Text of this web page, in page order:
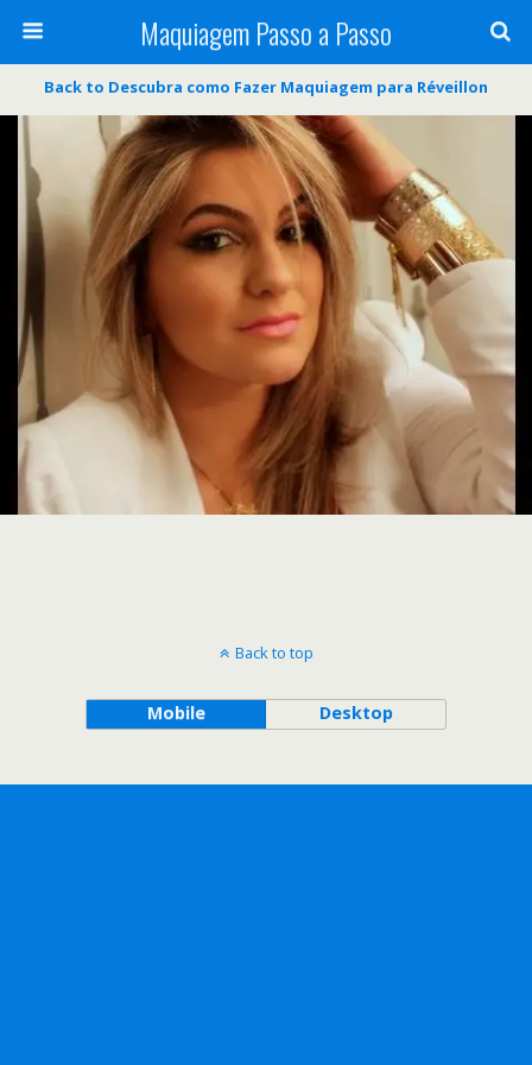
Maquiagem Passo a Passo
Back to Descubra como Fazer Maquiagem para Réveillon
Back to top
Mobile Desktop